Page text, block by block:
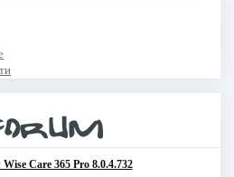
Care 365 Pro 8.0.4.732